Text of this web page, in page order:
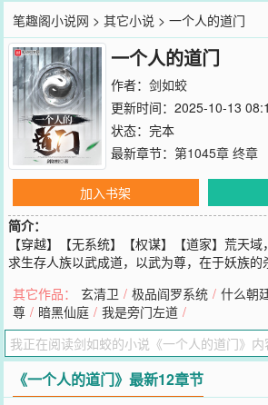
笔趣阁小说网 >其它小说 > 一个人的道门
一个人的道门
作者： 剑如蛟
更新时间：2025-10-13
状态：完本
最新章节： 第1045章 终章
加入书架
简介：
【穿越】【无系统】【权谋】【道家】荒天
求生存人族以武成道，以武为尊，在于妖族的
越到了这个世界。《金光神咒》《北斗大神咒
穷道法，镇压妖族，传道于此！我有道藏三万
拿月，有万般神通，无穷造化，得长生久视
我门来？
您要是觉得《一个人的道门 》还不错的话请不
微信里的朋友推荐哦！
其它作品： 玄清卫 / 极品阎罗系统 / 什么朝
尊 / 暗黑仙庭 / 我是旁门左道 /
《一个人的道门》最新12章节